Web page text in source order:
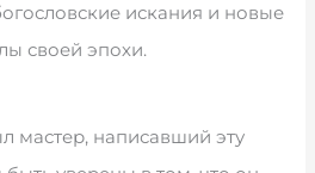
искания и новые
своей эпохи.
мастер, написавший эту